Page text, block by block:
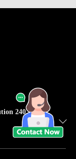
240 * 320,